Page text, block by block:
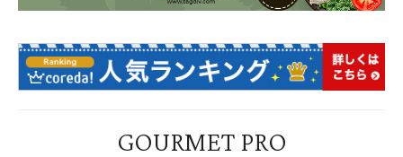
GOURMET PRO